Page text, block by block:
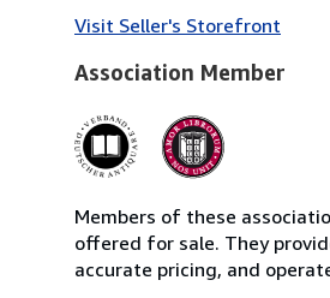
Visit Seller's Storefront
Association Member
Members of these
offered for sale. They
accurate pricing, and